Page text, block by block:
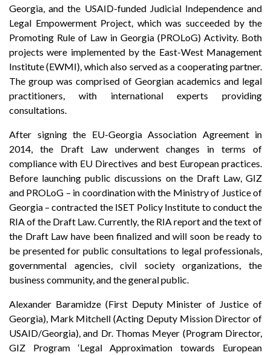
Georgia, and the USAID-funded Judicial Independence and
Legal Empowerment Project, which was succeeded by the
Promoting Rule of Law in Georgia (PROLoG) Activity. Both
projects were implemented by the East-West Management
Institute (EWMI), which also served as a cooperating partner.
The group was comprised of Georgian academics and legal
practitioners, with international experts providing
consultations.
After signing the EU-Georgia Association Agreement in
2014, the Draft Law underwent changes in terms of
compliance with EU Directives and best European practices.
Before launching public discussions on the Draft Law, GIZ
and PROLoG – in coordination with the Ministry of Justice of
Georgia – contracted the ISET Policy Institute to conduct the
RIA of the Draft Law. Currently, the RIA report and the text of
the Draft Law have been finalized and will soon be ready to
be presented for public consultations to legal professionals,
governmental agencies, civil society organizations, the
business community, and the general public.
Alexander Baramidze (First Deputy Minister of Justice of
Georgia), Mark Mitchell (Acting Deputy Mission Director of
USAID/Georgia), and Dr. Thomas Meyer (Program Director,
GIZ Program ‘Legal Approximation towards European